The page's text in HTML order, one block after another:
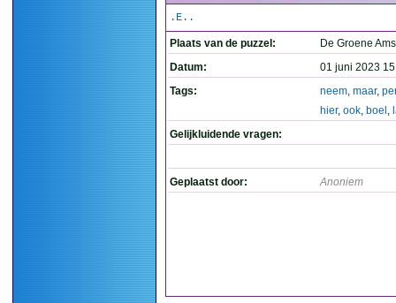
.E..
Plaats van de puzzel:
De Groene
Datum:
01 juni 2023
Tags:
neem, maar,
hier, ook, boel ,
Gelijkluidende vragen:
Geplaatst door: Anoniem